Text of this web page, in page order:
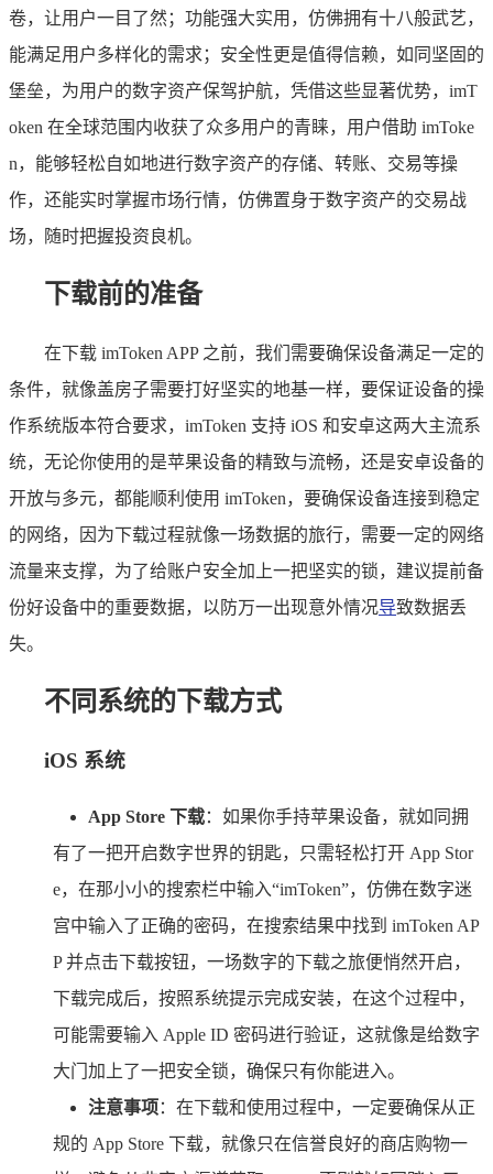
卷，让用户一目了然；功能强大实用，仿佛拥有十八般武艺，
能满足用户多样化的需求；安全性更是值得信赖，如同坚固的
堡垒，为用户的数字资产保驾护航，凭借这些显著优势，imT
oken 在全球范围内收获了众多用户的青睐，用户借助 imToke
n，能够轻松自如地进行数字资产的存储、转账、交易等操
作，还能实时掌握市场行情，仿佛置身于数字资产的交易战
场，随时把握投资良机。
下载前的准备
在下载 imToken APP 之前，我们需要确保设备满足一定的
条件，就像盖房子需要打好坚实的地基一样，要保证设备的操
作系统版本符合要求，imToken 支持 iOS 和安卓这两大主流系
统，无论你使用的是苹果设备的精致与流畅，还是安卓设备的
开放与多元，都能顺利使用 imToken，要确保设备连接到稳定
的网络，因为下载过程就像一场数据的旅行，需要一定的网络
流量来支撑，为了给账户安全加上一把坚实的锁，建议提前备
份好设备中的重要数据，以防万一出现意外情况导致数据丢
失。
不同系统的下载方式
iOS 系统
App Store 下载：如果你手持苹果设备，就如同拥
有了一把开启数字世界的钥匙，只需轻松打开 App Stor
e，在那小小的搜索栏中输入“imToken”，仿佛在数字迷
宫中输入了正确的密码，在搜索结果中找到 imToken AP
P 并点击下载按钮，一场数字的下载之旅便悄然开启，
下载完成后，按照系统提示完成安装，在这个过程中，
可能需要输入 Apple ID 密码进行验证，这就像是给数字
大门加上了一把安全锁，确保只有你能进入。
注意事项 ：在下载和使用过程中，一定要确保从正
规的 App Store 下载，就像只在信誉良好的商店购物一